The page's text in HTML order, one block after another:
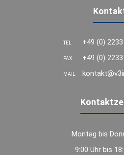
TEL +49 (0)
FAX +49 (0)
MAIL
Montag bis
9:00 Uhr bis